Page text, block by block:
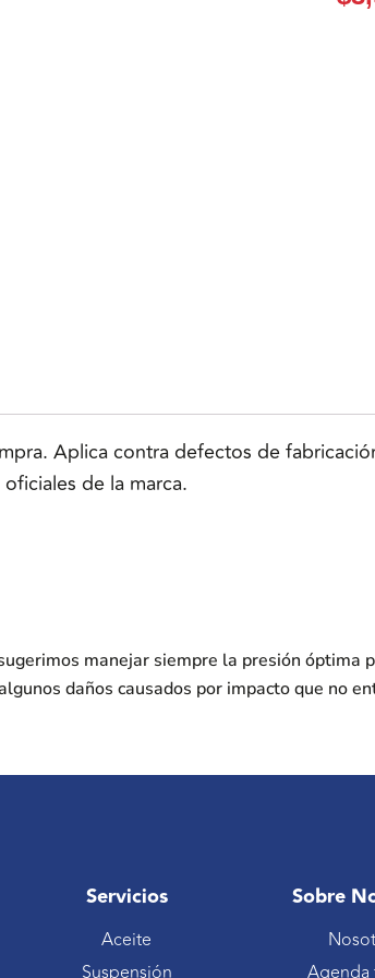
Aplica contra defectos de
de la marca.
manejar siempre la presión óptima
daños causados por impacto que no
Servicios
Aceite
Suspensión
Sobre
Agenda